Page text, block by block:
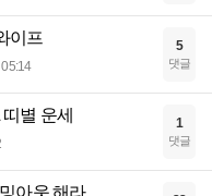
이프
05:14
5
댓글
별 운세 1
댓글